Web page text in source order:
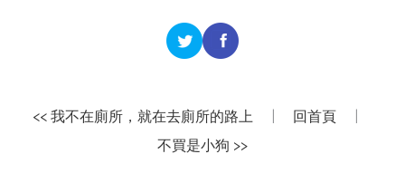
<< 我不在廁所，就在去廁所的路上 回首頁
不買是小狗 >>